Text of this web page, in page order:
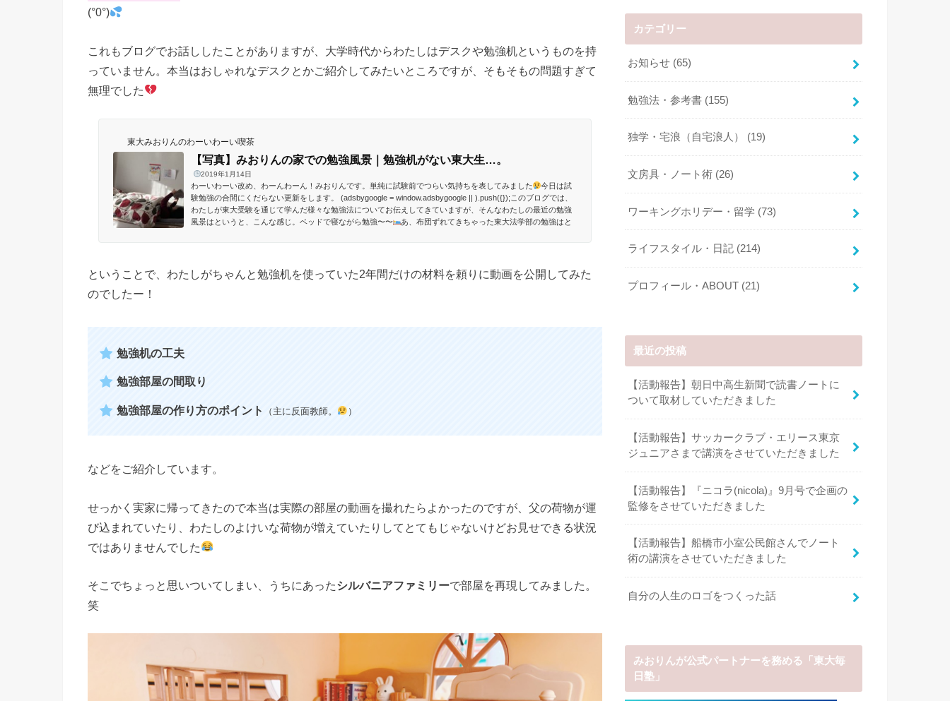
(°0°)
これもブログでお話ししたことがありますが、大学時代からわたしはデスクや勉強机というものを持
っていません。本当はおしゃれなデスクとかご紹介してみたいところですが、そもそもの問題すぎて
無理でした
東大みおりんのわーいわーい喫茶
【写真】みおりんの家での勉強風景｜勉強机がない東大生…。
2019年1月14日
わーいわーい改め、わーんわーん！みおりんです。単純に試験前でつらい気持ちを表してみました
今日は試
験勉強の合間にくだらない更新をします。 (adsbygoogle = window.adsbygoogle || ).push({});このブログでは、
わたしが東大受験を通じて学んだ様々な勉強法についてお伝えしてきていますが、そんなわたしの最近の勉強
風景はというと、こんな感じ。ベッドで寝ながら勉強〜〜
あ、布団ずれてきちゃった東大法学部の勉強はと
ということで、わたしがちゃんと勉強机を使っていた2年間だけの材料を頼りに動画を公開してみた
のでしたー！
勉強机の工夫
勉強部屋の間取り
勉強部屋の作り方のポイント （主に反面教師。 ）
などをご紹介しています。
せっかく実家に帰ってきたので本当は実際の部屋の動画を撮れたらよかったのですが、父の荷物が運
び込まれていたり、わたしのよけいな荷物が増えていたりしてとてもじゃないけどお見せできる状況
ではありませんでした
そこでちょっと思いついてしまい、うちにあったシルバニアファミリーで部屋を再現してみました。
笑
カテゴリー
お知らせ (65)
勉強法・参考書 (155)
独学・宅浪（自宅浪人） (19)
文房具・ノート術 (26)
ワーキングホリデー・留学 (73)
ライフスタイル・日記 (214)
プロフィール・ABOUT (21)
最近の投稿
【活動報告】朝日中高生新聞で読書ノートに
ついて取材していただきました
【活動報告】サッカークラブ・エリース東京
ジュニアさまで講演をさせていただきました
【活動報告】『ニコラ(nicola)』9月号で企画の
監修をさせていただきました
【活動報告】船橋市小室公民館さんでノート
術の講演をさせていただきました
自分の人生のロゴをつくった話
みおりんが公式パートナーを務める「東大毎
日塾」